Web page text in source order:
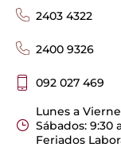
2403 4322
2400 9326
092 027 469
Lunes a
Sábados: 9:30
Feriados